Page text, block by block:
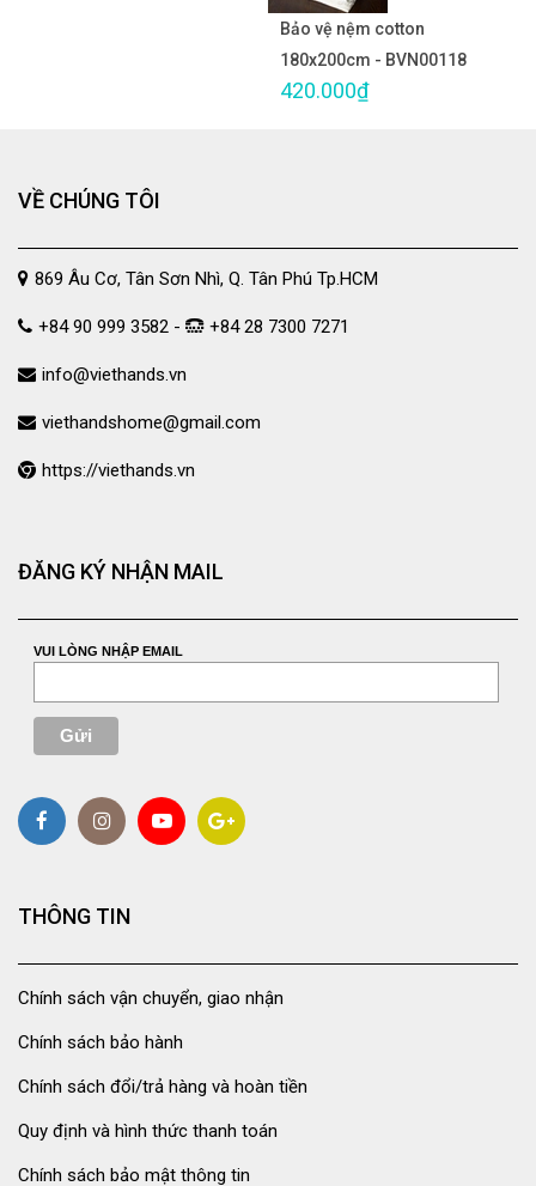
Bảo vệ nệm cotton
180x200cm - BVN00118
420.000₫
VỀ CHÚNG TÔI
869 Âu Cơ, Tân Sơn Nhì, Q. Tân Phú Tp.HCM
+84 90 999 3582 - +84 28 7300 7271
info@viethands.vn
viethandshome@gmail.com
https://viethands.vn
ĐĂNG KÝ NHẬN MAIL
VUI LÒNG NHẬP EMAIL
THÔNG TIN
Chính sách vận chuyển, giao nhận
Chính sách bảo hành
Chính sách đổi/trả hàng và hoàn tiền
Quy định và hình thức thanh toán
Chính sách bảo mật thông tin